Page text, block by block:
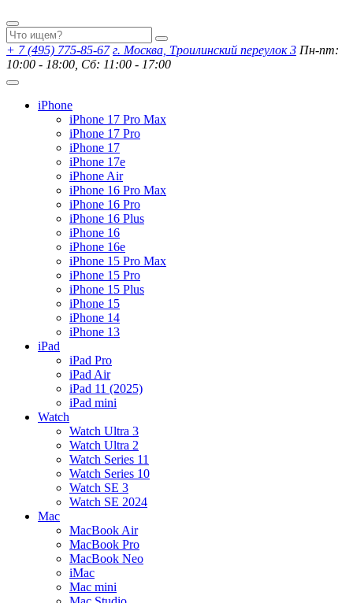
+ 7 (495) 775-85-67 г. Москва, Троилинский переулок 3 Пн-пт:
10:00 - 18:00, Сб: 11:00 - 17:00
iPhone
iPhone 17 Pro Max
iPhone 17 Pro
iPhone 17
iPhone 17e
iPhone Air
iPhone 16 Pro Max
iPhone 16 Pro
iPhone 16 Plus
iPhone 16
iPhone 16e
iPhone 15 Pro Max
iPhone 15 Pro
iPhone 15 Plus
iPhone 15
iPhone 14
iPhone 13
iPad
iPad Pro
iPad Air
iPad 11 (2025)
iPad mini
Watch
Watch Ultra 3
Watch Ultra 2
Watch Series 11
Watch Series 10
Watch SE 3
Watch SE 2024
Mac
MacBook Air
MacBook Pro
MacBook Neo
iMac
Mac mini